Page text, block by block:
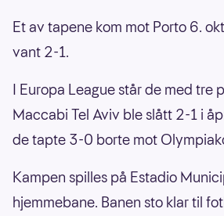
Et av tapene kom mot Porto 6.
vant 2-1.
I Europa League står de med tre
Maccabi Tel Aviv ble slått 2-1 i
de tapte 3-0 borte mot
Kampen spilles på Estadio
hjemmebane. Banen sto klar til